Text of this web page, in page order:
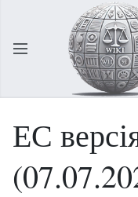
Відкрити головне меню
ЕС